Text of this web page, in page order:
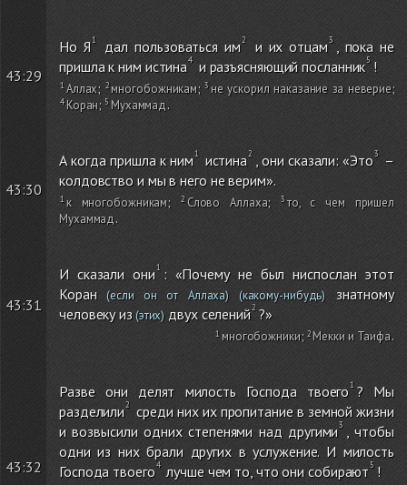
43:29
Но Я дал пользоваться им и их отцам
, пока не
пришла к ним истина
и разъясняющий посланник !
Аллах; многобожникам; не ускорил наказание за неверие;
Коран; Мухаммад.
43:30
А когда пришла к ним истина , они сказали: «Это
–
колдовство и мы в него не верим».
к многобожникам; Слово Аллаха;
то, с чем пришел
Мухаммад.
43:31
И сказали они : «Почему не был ниспослан этот
Коран(если он от Аллаха) (какому-нибудь)
знатному
человеку из(этих) двух селений ?»
многобожники; Мекки и Таифа.
43:32
Разве они делят милость Господа твоего ? Мы
разделили
среди них их пропитание в земной жизни
и возвысили одних степенями над другими , чтобы
одни из них брали других в услужение. И милость
Господа твоего лучше чем то, что они собирают !